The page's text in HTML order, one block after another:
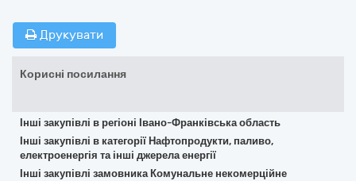
Друкувати
Корисні посилання
Інші закупівлі в регіоні Івано-Франківська область
Інші закупівлі в категорії Нафтопродукти, паливо,
електроенергія та інші джерела енергії
Інші закупівлі замовника Комунальне некомерційне